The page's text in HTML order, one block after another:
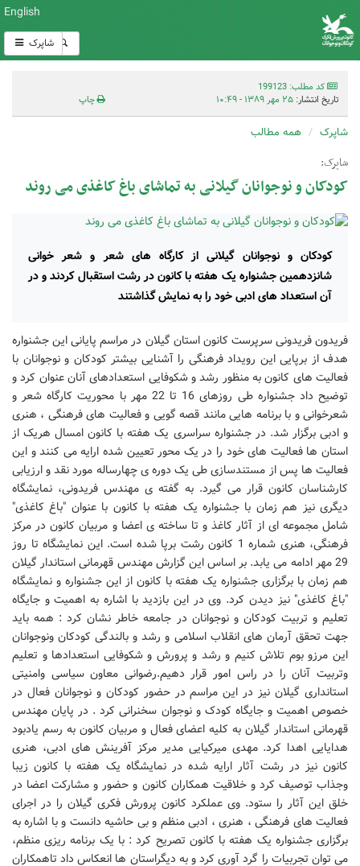
English
شاپرک
کد مطلب: 199123
تاریخ انتشار: ۲۵ مهر ۱۳۸۹ - ۱۰:۴۹ چاپ
شاپرک همه مطالب
شاپرک:
کودکان و نوجوانان گیلانی به تماشای باغ کاغذی می روند
کودکان و نوجوانان گیلانی از کارگاه های شعر و شعر خوانی
شانزدهمین جشنواره یک هفته با کانون در رشت استقبال کردند و در
آن استعداد های ادبی خود را به نمایش گذاشتند
فریدون فریدونی سرپرست کانون استان گیلان در مراسم پایانی این جشنواره
هدف از برپایی این رویداد فرهنگی را آشنایی بیشتر کودکان و نوجوانان با
فعالیت های کانون به منظور رشد و شکوفایی استعدادهای آنان عنوان کرد و
توضیح داد جشنواره طی روزهای 16 تا 22 مهر با محوریت کارگاه شعر و
شعرخوانی و با برنامه هایی مانند قصه گویی و فعالیت های فرهنگی ، هنری
و ادبی برگزار شد. در جشنواره سراسری یک هفته با کانون امسال هریک از
استان ها فعالیت های خود را در یک محور تعیین شده ارایه می کنند و این
فعالیت ها پس از مستندسازی طی یک دوره ی چهارساله مورد نقد و ارزیابی
کارشناسان کانون قرار می گیرد. به گفته ی مهندس فریدونی، نمایشگاه
دیگری نیز هم زمان با جشنواره یک هفته با کانون با عنوان "باغ کاغذی"
شامل مجموعه ای از آثار کاغذ و تا ساخته ی اعضا و مربیان کانون در مرکز
فرهنگی، هنری شماره 1 کانون رشت برپا شده است. این نمایشگاه تا روز
29 مهر ادامه می یابد. بر اساس این گزارش مهندس قهرمانی استاندار گیلان
هم زمان با برگزاری جشنواره یک هفته با کانون از این جشنواره و نمایشگاه
"باغ کاغذی" نیز دیدن کرد. وی در این بازدید با اشاره به اهمیت و جایگاه
تعلیم و تربیت کودکان و نوجوانان در جامعه خاطر نشان کرد : همه باید
جهت تحقق آرمان های انقلاب اسلامی و رشد و بالندگی کودکان ونوجوانان
این مرزو بوم تلاش کنیم و رشد و پرورش و شکوفایی استعدادها و تعلیم
وتربیت آنان را در راس امور قرار دهیم.رضوانی معاون سیاسی وامنیتی
استانداری گیلان نیز در این مراسم در حضور کودکان و نوجوانان فعال در
خصوص اهمیت و جایگاه کودک و نوجوان سخنرانی کرد . در پایان مهندس
قهرمانی استاندار گیلان به کلیه اعضای فعال و مربیان کانون به رسم یادبود
هدایایی اهدا کرد. مهدی میرکیایی مدیر مرکز آفرینش های ادبی، هنری
کانون نیز در رشت آثار ارایه شده در نمایشگاه یک هفته با کانون زیبا
وجذاب توصیف کرد و خلاقیت همکاران کانون و حضور و مشارکت اعضا در
خلق این آثار را ستود. وی عملکرد کانون پرورش فکری گیلان را در اجرای
فعالیت های فرهنگی ، هنری ، ادبی منظم و بی حاشیه دانست و با اشاره به
برگزاری جشنواره یک هفته با کانون تصریح کرد : با یک برنامه ریزی منظم،
می توان تجربیات را گرد آوری کرد و به دیگراستان ها انعکاس داد تاهمکاران